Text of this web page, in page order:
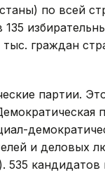
по всей
граждан
партии.
и деловых
535